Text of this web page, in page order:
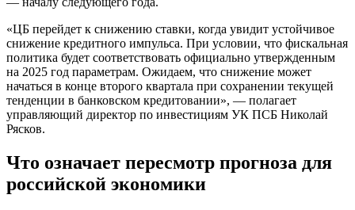
«ЦБ перейдет к снижению ставки, когда увидит устойчивое
снижение кредитного импульса. При условии, что фискальная
политика будет соответствовать официально утвержденным
на 2025 год параметрам. Ожидаем, что снижение может
начаться в конце второго квартала при сохранении текущей
тенденции в банковском кредитовании», — полагает
управляющий директор по инвестициям УК ПСБ Николай
Рясков.
Что означает пересмотр прогноза для
российской экономики